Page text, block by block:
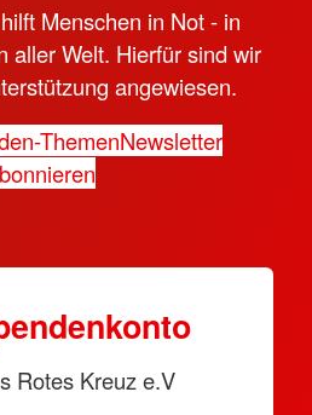
Menschen in Not - in
aller Welt. Hierfür sind wir
angewiesen.
ThemenNewsletter
Rotes Kreuz e.V